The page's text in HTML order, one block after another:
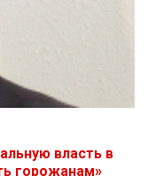
власть в
горожанам»